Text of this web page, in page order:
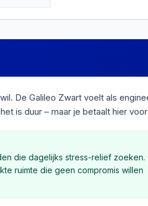
De Galileo Zwart voelt als
is duur – maar je betaalt hier
die dagelijks stress-relief zoeken.
ruimte die geen compromis willen